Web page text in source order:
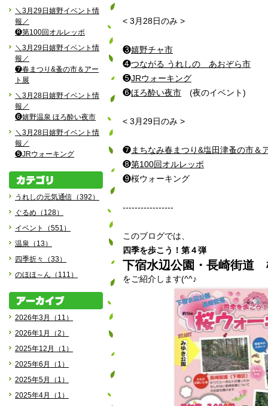
＼3月29日嬉野イベント情
報／
❽第100回オルレッポ
＼3月29日嬉野イベント情
報／
❼春まつり&蚤の市＆アー
ト展
＼3月28日嬉野イベント情
報／
❻嬉野温泉 ほろ酔い夜市
＼3月28日嬉野イベント情
報／
❺JRウォーキング
うれしの元気通信（392）
ぐるめ（128）
イベント（551）
温泉（13）
四季折々（33）
のほほ～ん（111）
2026年3月（11）
2026年1月（2）
2025年12月（1）
2025年6月（1）
2025年5月（1）
2025年4月（1）
< 3月28日のみ >
❸嬉野チャ市
❹つながる うれしの あおぞら市
❺JRウォーキング
❻ほろ酔い夜市 (夜のイベント)
< 3月29日のみ >
❼まちなみ春まつり&塩田津蚤の市＆
❽第100回オルレッポ
❾桜ウォーキング
-----------------
このブログでは、
四季を歩こう！第４弾
下宿水辺公園・長崎街道
をご紹介します(^^♪